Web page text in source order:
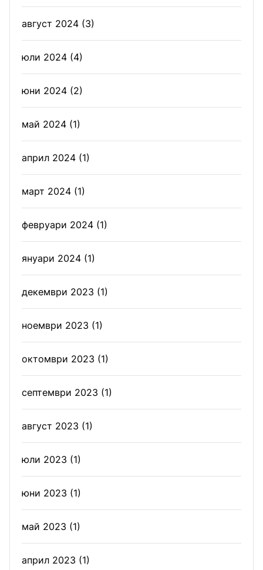
август 2024 (3)
юли 2024 (4)
юни 2024 (2)
май 2024 (1)
април 2024 (1)
март 2024 (1)
февруари 2024 (1)
януари 2024 (1)
декември 2023 (1)
ноември 2023 (1)
октомври 2023 (1)
септември 2023 (1)
август 2023 (1)
юли 2023 (1)
юни 2023 (1)
май 2023 (1)
април 2023 (1)